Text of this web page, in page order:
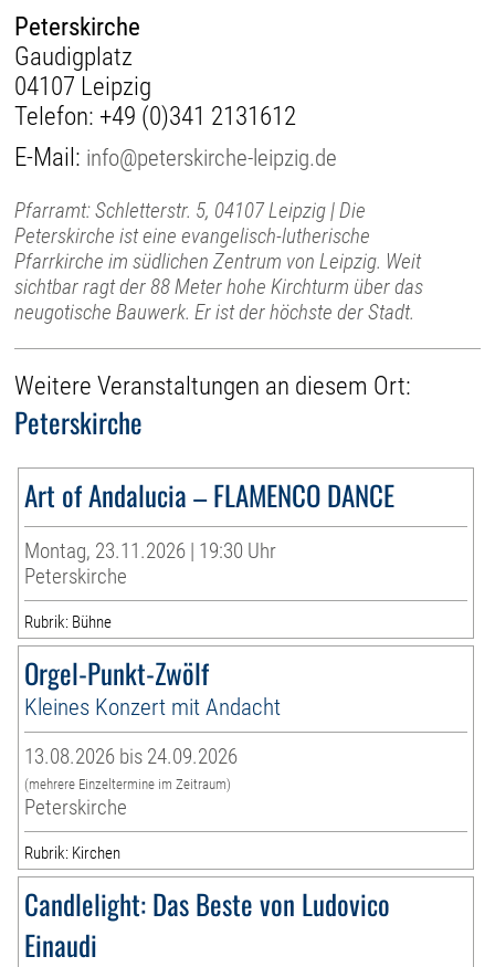
Peterskirche
Gaudigplatz
04107 Leipzig
Telefon: +49 (0)341 2131612
E-Mail: info@peterskirche-leipzig.de
Pfarramt: Schletterstr. 5, 04107 Leipzig | Die
Peterskirche ist eine evangelisch-lutherische
Pfarrkirche im südlichen Zentrum von Leipzig. Weit
sichtbar ragt der 88 Meter hohe Kirchturm über das
neugotische Bauwerk. Er ist der höchste der Stadt.
Weitere Veranstaltungen an diesem Ort:
Peterskirche
Art of Andalucia – FLAMENCO DANCE
Montag, 23.11.2026 | 19:30 Uhr
Peterskirche
Rubrik: Bühne
Orgel-Punkt-Zwölf
Kleines Konzert mit Andacht
13.08.2026 bis 24.09.2026
(mehrere Einzeltermine im Zeitraum)
Peterskirche
Rubrik: Kirchen
Candlelight: Das Beste von Ludovico
Einaudi